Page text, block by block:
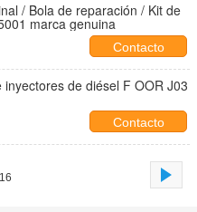
/ Bola de reparación / Kit de
marca genuina
Contacto
de diésel F OOR J03
Contacto